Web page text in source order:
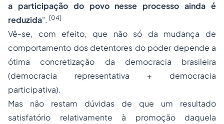
a participação do povo nesse processo ainda é
reduzida". [04]
Vê-se, com efeito, que não só da mudança de
comportamento dos detentores do poder depende a
ótima concretização da democracia brasileira
(democracia representativa + democracia
participativa).
Mas não restam dúvidas de que um resultado
satisfatório relativamente à promoção daquela